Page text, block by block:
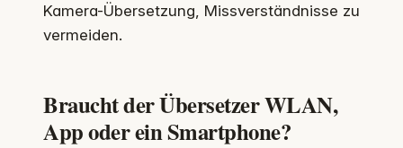
Kamera-Übersetzung, Missverständnisse zu
vermeiden.
Braucht der Übersetzer WLAN,
App oder ein Smartphone?